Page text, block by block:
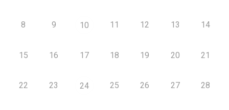
8 9 10 11 12 13 14
15 16 17 18 19 20 21
22 23 24 25 26 27 28